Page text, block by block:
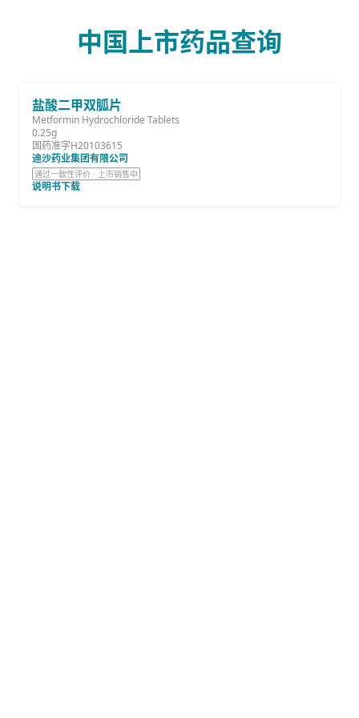
中国上市药品查询
盐酸二甲双胍片
Metformin Hydrochloride Tablets
0.25g
国药准字H20103615
迪沙药业集团有限公司
通过一致性评价 · 上市销售中
说明书下载